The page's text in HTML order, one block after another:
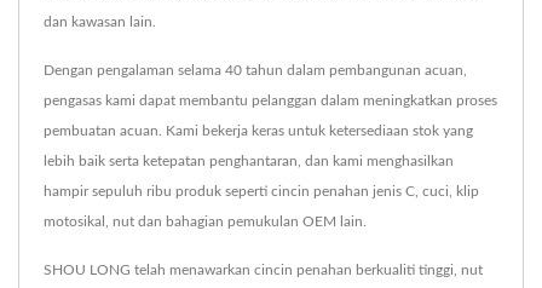
dan kawasan lain.
Dengan pengalaman selama 40 tahun dalam pembangunan acuan,
pengasas kami dapat membantu pelanggan dalam meningkatkan proses
pembuatan acuan. Kami bekerja keras untuk ketersediaan stok yang
lebih baik serta ketepatan penghantaran, dan kami menghasilkan
hampir sepuluh ribu produk seperti cincin penahan jenis C, cuci, klip
motosikal, nut dan bahagian pemukulan OEM lain.
SHOU LONG telah menawarkan cincin penahan berkualiti tinggi, nut